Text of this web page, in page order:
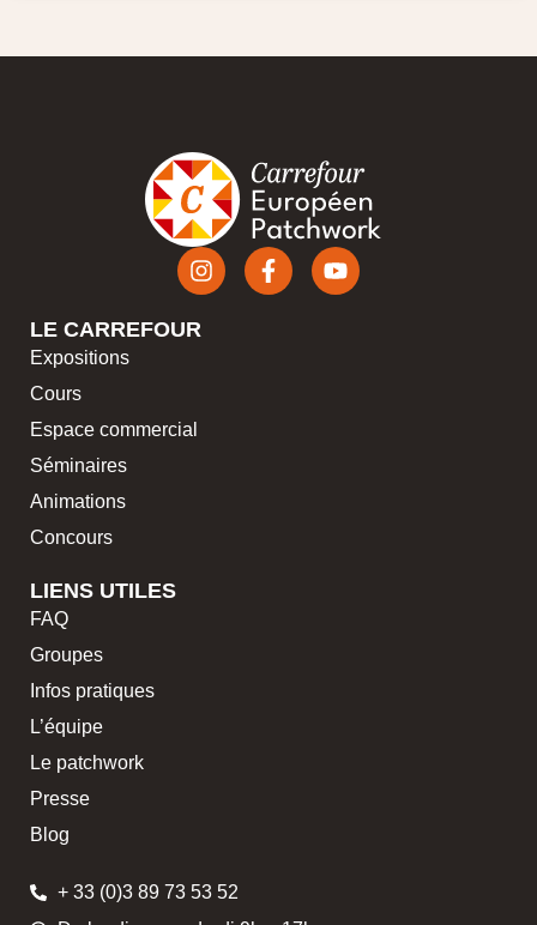
LE CARREFOUR
Expositions
Cours
Espace commercial
Séminaires
Animations
Concours
LIENS UTILES
FAQ
Groupes
Infos pratiques
L’équipe
Le patchwork
Presse
Blog
+ 33 (0)3 89 73 53 52